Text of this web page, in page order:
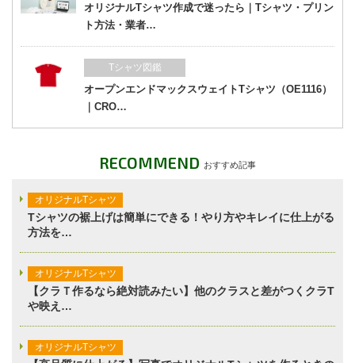
オリジナルTシャツ作成で迷ったら｜Tシャツ・プリン
ト方法・業者…
Tシャツ図鑑
オープンエンドマックスウェイトTシャツ（OE1116）
｜CRO…
RECOMMEND おすすめ記事
オリジナルTシャツ
Tシャツの裾上げは簡単にできる！やり方やキレイに仕上がる
方法を…
オリジナルTシャツ
【クラＴ作るなら絶対読みたい】他のクラスと差がつくクラT
や映え…
オリジナルTシャツ